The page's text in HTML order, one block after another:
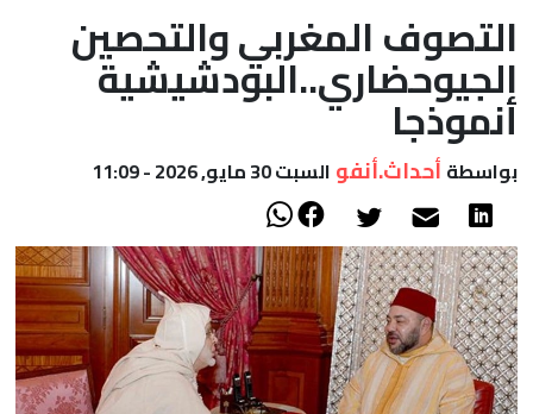
أعمدة
الصحراء
التصوف المغربي والتحصين
الجيوحضاري..البودشيشية
أنموذجا
بواسطة أحداث.أنفو السبت 30 مايو, 2026 - 11:09